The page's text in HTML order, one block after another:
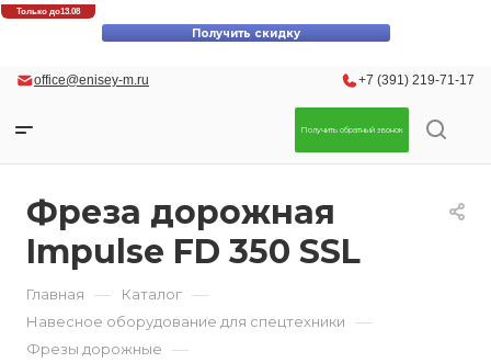
Только до13.08
Получить скидку
office@enisey-m.ru
Фреза дорожная
Impulse FD 350 SSL
Главная — Каталог —
Навесное оборудование для спецтехники —
Фрезы дорожные —